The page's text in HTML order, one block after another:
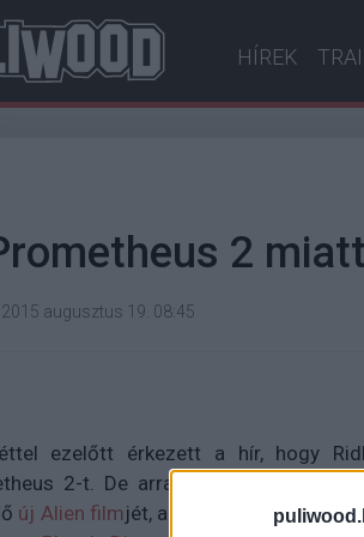
HÍREK
2
2015 augusztus 19. 08:45
ezelőtt érkezett a hír, hogy
2-t. De arra senki sem
új Alien filmjét, ami eredetileg 2017-